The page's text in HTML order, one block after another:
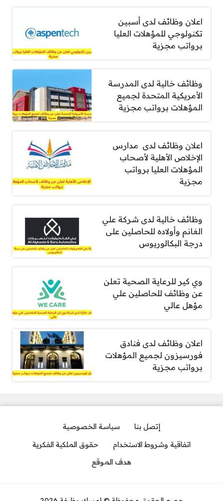
اعلان وظائف لدى أسبين
تكنولوجي للمؤهلات العليا
برواتب مجزية
وظائف خالية لدى المدرسة
الأمريكية المتحدة لجميع
المؤهلات برواتب مجزية
اعلان وظائف لدى مدارس
الإخلاص الأهلية لأصحاب
المؤهلات العليا برواتب
مجزية
وظائف خالية لدى شركة علي
الغانم وأولاده للحاصلين على
درجة البكالوريوس
وي كير للرعاية الصحية تعلن
عن وظائف للحاصلين علي
مؤهل عالي
اعلان وظائف لدى فنادق
فورسيزون لجميع المؤهلات
برواتب مجزية
إتصل بنا
سياسة الخصوصية
اتفاقية وشروط الاستخدام
حقوق الملكية الفكرية
هدف الموقع